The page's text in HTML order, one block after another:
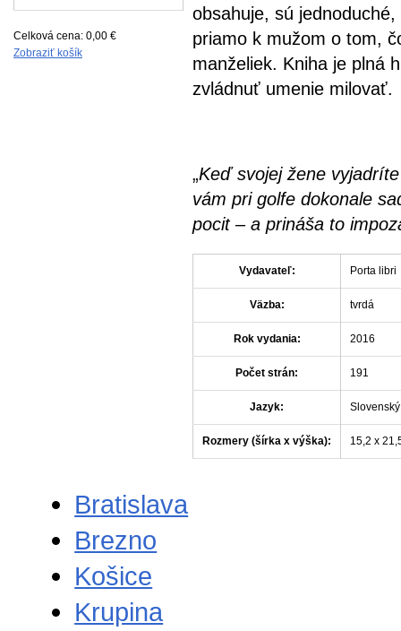
Celková cena: 0,00 €
Zobraziť košík
obsahuje, sú
priamo k mužom o tom,
manželiek. Kniha je plná
zvládnuť umenie milovať.
„Keď svojej žene
vám pri golfe dokonale
pocit – a prináša to
Vydavateľ: Porta libri
Väzba: tvrdá
Rok vydania: 2016
Počet strán: 191
Jazyk: Slovenský
Rozmery (šírka x výška): 15,2 x
Bratislava
Brezno
Košice
Krupina